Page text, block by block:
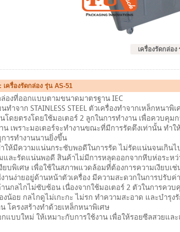
เครื่องรัดกล่อง
ครื่องรัดกล่อง รุ่น AS-51
ล่องที่ออกแบบตามขนาดมาตรฐาน IEC
ทำจาก STAINLESS STEEL ตัวเครื่องทำจากเหล็กหนา
โดยตรงโดยใช้มอเตอร์ 2 ลูกในการทำงาน เพื่อควบคุม
น เพราะมอเตอร์จะทำงานขณะที่มีการรัดตึงเท่านั้น ทำ
การทำงานนานยิ่งขึ้น
ำให้มีความแน่นกระชับพอดีในการรัด ไม่รัดแน่นจนเกิน
และรัดแน่นพอดี สินค้าไม่มีการหลุดออกจากหีบห่อระห
งียบพิเศษ เพื่อใช้ในสภาพแวดล้อมที่ต้องการความเงียบเ
านง่ายอยู่ด้านหน้าตัวเครื่อง มีความสะดวกในการปรับค่
นกลไกไม่ซับซ้อน เนื่องจากใช้มอเตอร์ 2 ตัวในการควบ
งน้อย กลไกดูไม่เกะกะ ไม่รก ทำความสะอาด และบำรุง
โครงสร้างทำด้วยเหล็กหนาพิเศษ
อกแบบใหม่ ให้เหมาะกับการใช้งาน เพื่อให้รอยซีลสวยแ